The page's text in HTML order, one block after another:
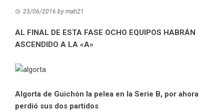
25/06/2016 by mati21
AL FINAL DE ESTA FASE OCHO EQUIPOS HABRÁN
ASCENDIDO A LA «A»
Algorta de Guichón la pelea en la Serie B, por ahora
perdió sus dos partidos